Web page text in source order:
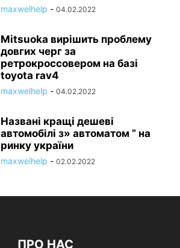
maxwelhelp - 04.02.2022
Mitsuoka вирішить проблему
довгих черг за
ретрокроссовером на базі
toyota rav4
maxwelhelp - 04.02.2022
Названі кращі дешеві
автомобілі з» автоматом ” на
ринку україни
maxwelhelp - 02.02.2022
ПРО НАС